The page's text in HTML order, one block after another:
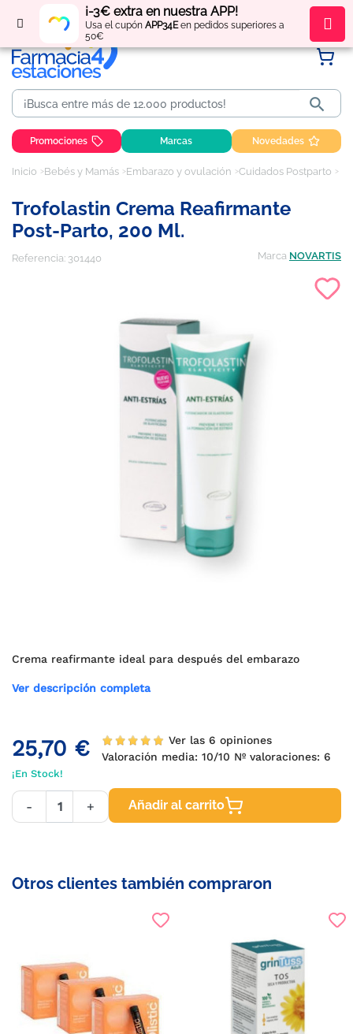
¡-3€ extra en nuestra APP!
Usa el cupón APP34Een pedidos superiores a
50€
Regístratey obténpuntos por tus compras

Promociones Marcas Novedades
Inicio Bebés y Mamás Embarazo y ovulación Cuidados Postparto
Trofolastin Crema Reafirmante
Post-Parto, 200 Ml.
Referencia: 301440 Marca NOVARTIS
Crema reafirmante ideal para después del embarazo
Ver descripción completa
25,70 €
Ver las 6 opiniones
Valoración media: 10/10 Nº valoraciones: 6
¡En Stock!
- + Añadir al carrito
Otros clientes también compraron